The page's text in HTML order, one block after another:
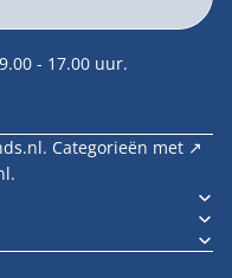
- 17.00 uur.
Categorieën met ↗︎